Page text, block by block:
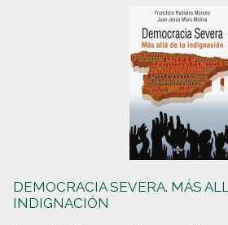
DEMOCRACIA SEVERA. MÁS
INDIGNACIÓN